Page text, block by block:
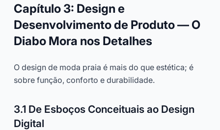
Capítulo 3: Design e
Desenvolvimento de Produto — O
Diabo Mora nos Detalhes
O design de moda praia é mais do que estética; é
sobre função, conforto e durabilidade.
3.1 De Esboços Conceituais ao Design
Digital